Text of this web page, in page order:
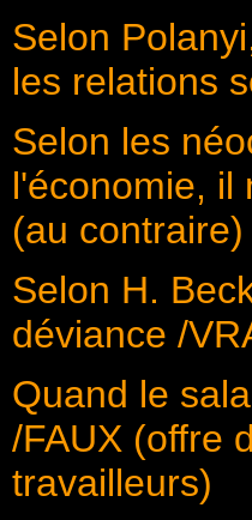
Selon
les relations
Selon les
l'économie, il
(au contraire)
Selon H.
déviance /
Quand le
/FAUX (offre
travailleurs)